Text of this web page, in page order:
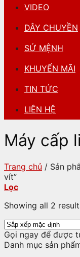
VIDEO
DÂY CHUYỀN
SỨ MỆNH
KHUYẾN MÃI
TIN TỨC
LIÊN HỆ
Máy cấp
Trang chủ / Sản
vít”
Lọc
Showing all 2
Gọi ngay để được
Danh mục sản